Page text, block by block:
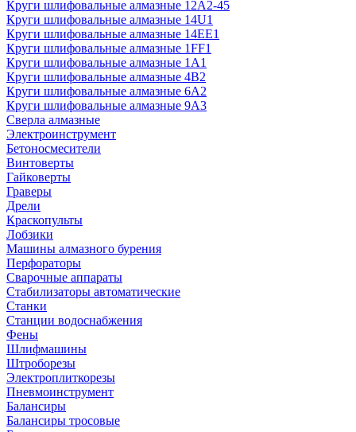
Круги шлифовальные алмазные 12А2-45
Круги шлифовальные алмазные 14U1
Круги шлифовальные алмазные 14ЕЕ1
Круги шлифовальные алмазные 1FF1
Круги шлифовальные алмазные 1А1
Круги шлифовальные алмазные 4В2
Круги шлифовальные алмазные 6A2
Круги шлифовальные алмазные 9А3
Сверла алмазные
Электроинструмент
Бетоносмесители
Винтоверты
Гайковерты
Граверы
Дрели
Краскопульты
Лобзики
Машины алмазного бурения
Перфораторы
Сварочные аппараты
Стабилизаторы автоматические
Станки
Станции водоснабжения
Фены
Шлифмашины
Штроборезы
Электроплиткорезы
Пневмоинструмент
Балансиры
Балансиры тросовые